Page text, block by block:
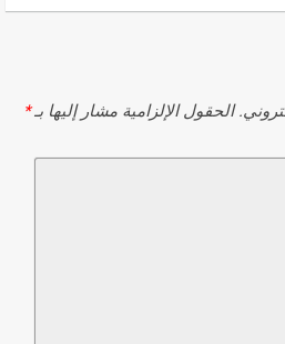
الحقول الإلزامية مشار إليها بـ*